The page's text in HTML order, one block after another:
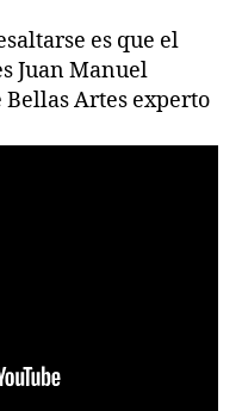
es que el
Juan Manuel
Artes experto